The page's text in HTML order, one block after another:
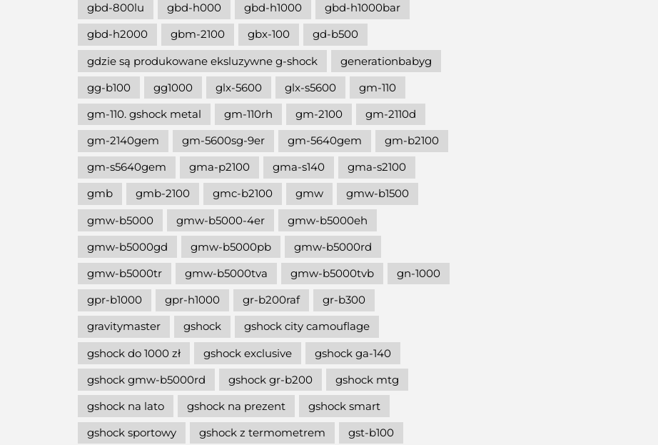
gbd-800lu
gbd-h000 gbd-h1000
gbd-h1000bar
gbd-h2000
gbm-2100 gbx-100
gd-b500
gdzie są produkowane eksluzywne g-shock
generationbabyg
gg-b100
gg1000 glx-5600 glx-s5600
gm-110
gm-110. gshock metal
gm-110rh gm-2100
gm-2110d
gm-2140gem
gm-5600sg-9er gm-5640gem
gm-b2100
gm-s5640gem
gma-p2100 gma-s140
gma-s2100
gmb
gmb-2100 gmc-b2100 gmw
gmw-b1500
gmw-b5000
gmw-b5000-4er
gmw-b5000eh
gmw-b5000gd
gmw-b5000pb
gmw-b5000rd
gmw-b5000tr
gmw-b5000tva gmw-b5000tvb
gn-1000
gpr-b1000
gpr-h1000 gr-b200raf
gr-b300
gravitymaster
gshock
gshock city camouflage
gshock do 1000 zł
gshock exclusive
gshock ga-140
gshock gmw-b5000rd
gshock gr-b200
gshock mtg
gshock na lato
gshock na prezent
gshock smart
gshock sportowy
gshock z termometrem gst-b100